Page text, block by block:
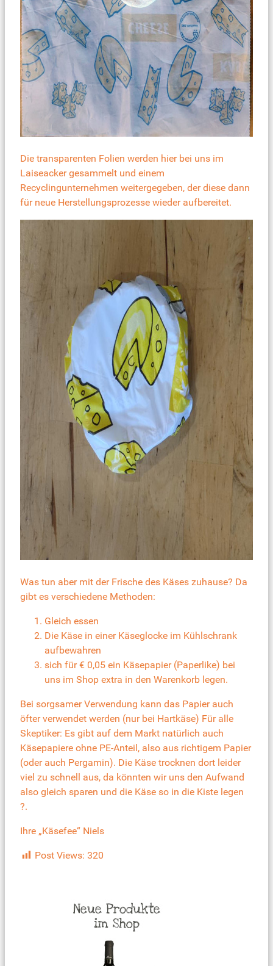
Die transparenten Folien werden hier bei uns im
Laiseacker gesammelt und einem
Recyclingunternehmen weitergegeben, der diese dann
für neue Herstellungsprozesse wieder aufbereitet.
Was tun aber mit der Frische des Käses zuhause? Da
gibt es verschiedene Methoden:
Gleich essen
Die Käse in einer Käseglocke im Kühlschrank
aufbewahren
sich für € 0,05 ein Käsepapier (Paperlike) bei
uns im Shop extra in den Warenkorb legen.
Bei sorgsamer Verwendung kann das Papier auch
öfter verwendet werden (nur bei Hartkäse) Für alle
Skeptiker: Es gibt auf dem Markt natürlich auch
Käsepapiere ohne PE-Anteil, also aus richtigem Papier
(oder auch Pergamin). Die Käse trocknen dort leider
viel zu schnell aus, da könnten wir uns den Aufwand
also gleich sparen und die Käse so in die Kiste legen
?.
Ihre „Käsefee“ Niels
Post Views: 320